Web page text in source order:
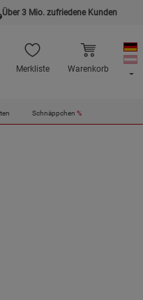
Über 3 Mio. zufriedene Kunden
Merkliste Warenkorb
Schnäppchen %